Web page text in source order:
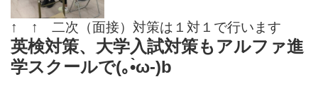
↑ ↑ 二次（面接）対策は１対１で行います
英検対策、大学入試対策もアルファ進
学スクールで(｡•̀ω-)b